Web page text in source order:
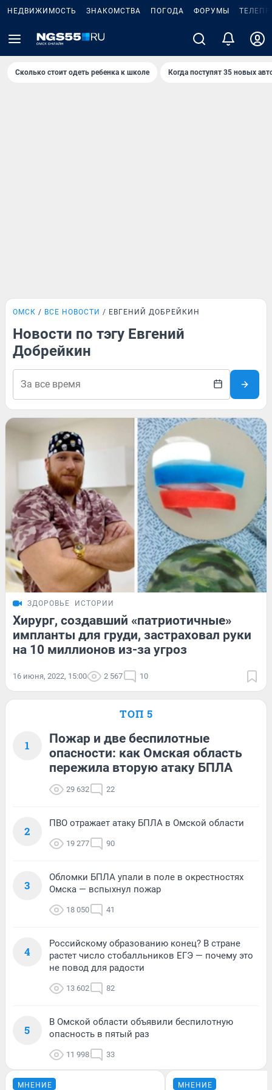
НЕДВИЖИМОСТЬ ЗНАКОМСТВА ПОГОДА ФОРУМЫ
Сколько стоит одеть ребенка к школе Когда поступят 35 новых
ОМСК ВСЕ НОВОСТИ ЕВГЕНИЙ ДОБРЕЙКИН
Новости по тэгу Евгений
Добрейкин
ЗДОРОВЬЕ ИСТОРИИ
Хирург, создавший «патриотичные»
импланты для груди, застраховал руки
на 10 миллионов из-за угроз
16 июня, 2022, 15:00 2 567 10
ТОП 5
1
Пожар и две беспилотные
опасности: как Омская область
пережила вторую атаку БПЛА
29 632 22
2
ПВО отражает атаку БПЛА в Омской области
19 277 90
3
Обломки БПЛА упали в поле в окрестностях
Омска — вспыхнул пожар
18 050 41
4
Российскому образованию конец? В стране
растет число стобалльников ЕГЭ — почему это
не повод для радости
13 602 82
5
В Омской области объявили беспилотную
опасность в пятый раз
11 998 33
МНЕНИЕ МНЕНИЕ